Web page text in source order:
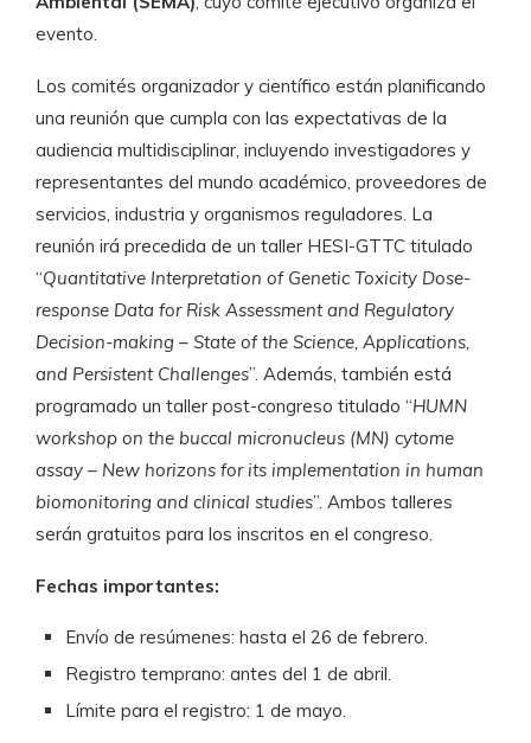
evento.
Los comités organizador y científico están planificando
una reunión que cumpla con las expectativas de la
audiencia multidisciplinar, incluyendo investigadores y
representantes del mundo académico, proveedores de
servicios, industria y organismos reguladores. La
reunión irá precedida de un taller HESI-GTTC titulado
“Quantitative Interpretation of Genetic Toxicity Dose-
response Data for Risk Assessment and Regulatory
Decision-making – State of the Science, Applications,
and Persistent Challenges”. Además, también está
programado un taller post-congreso titulado “HUMN
workshop on the buccal micronucleus (MN) cytome
assay – New horizons for its implementation in human
biomonitoring and clinical studies”. Ambos talleres
serán gratuitos para los inscritos en el congreso.
Fechas importantes:
Envío de resúmenes: hasta el 26 de febrero.
Registro temprano: antes del 1 de abril.
Límite para el registro: 1 de mayo.